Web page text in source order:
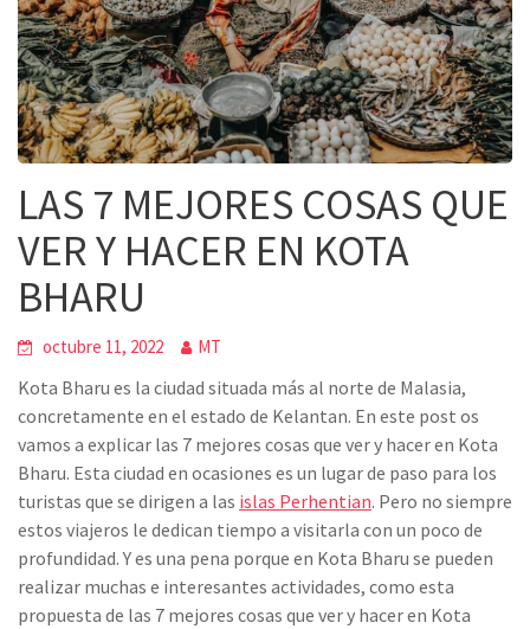
LAS 7 MEJORES COSAS QUE
VER Y HACER EN KOTA
BHARU
octubre 11, 2022 MT
Kota Bharu es la ciudad situada más al norte de Malasia,
concretamente en el estado de Kelantan. En este post os
vamos a explicar las 7 mejores cosas que ver y hacer en Kota
Bharu. Esta ciudad en ocasiones es un lugar de paso para los
turistas que se dirigen a las islas Perhentian. Pero no siempre
estos viajeros le dedican tiempo a visitarla con un poco de
profundidad. Y es una pena porque en Kota Bharu se pueden
realizar muchas e interesantes actividades, como esta
propuesta de las 7 mejores cosas que ver y hacer en Kota